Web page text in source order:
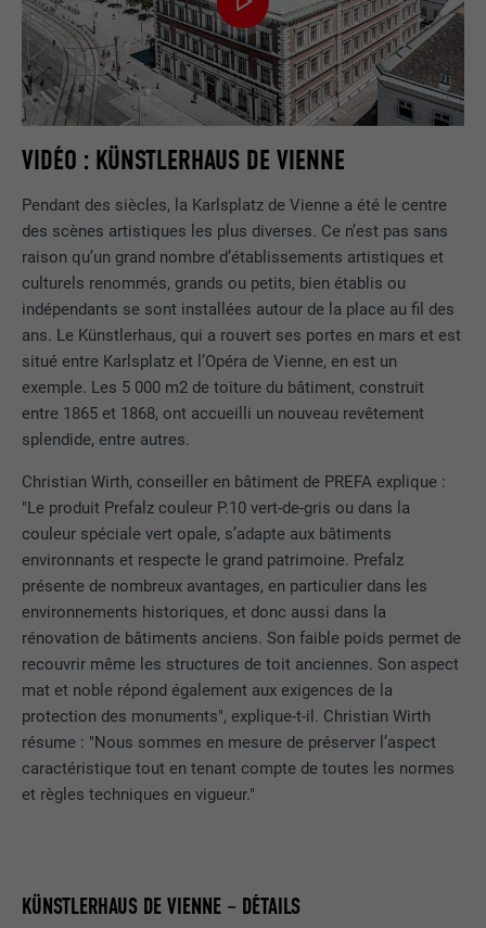
VIDÉO : KÜNSTLERHAUS DE VIENNE
Pendant des siècles, la Karlsplatz de Vienne a été le centre
des scènes artistiques les plus diverses. Ce n’est pas sans
raison qu’un grand nombre d’établissements artistiques et
culturels renommés, grands ou petits, bien établis ou
indépendants se sont installées autour de la place au fil des
ans. Le Künstlerhaus, qui a rouvert ses portes en mars et est
situé entre Karlsplatz et l’Opéra de Vienne, en est un
exemple. Les 5 000 m2 de toiture du bâtiment, construit
entre 1865 et 1868, ont accueilli un nouveau revêtement
splendide, entre autres.
Christian Wirth, conseiller en bâtiment de PREFA explique :
"Le produit Prefalz couleur P.10 vert-de-gris ou dans la
couleur spéciale vert opale, s’adapte aux bâtiments
environnants et respecte le grand patrimoine. Prefalz
présente de nombreux avantages, en particulier dans les
environnements historiques, et donc aussi dans la
rénovation de bâtiments anciens. Son faible poids permet de
recouvrir même les structures de toit anciennes. Son aspect
mat et noble répond également aux exigences de la
protection des monuments", explique-t-il. Christian Wirth
résume : "Nous sommes en mesure de préserver l’aspect
caractéristique tout en tenant compte de toutes les normes
et règles techniques en vigueur."
KÜNSTLERHAUS DE VIENNE – DÉTAILS